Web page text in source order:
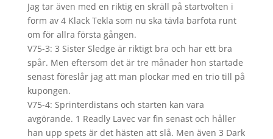
Jag tar även med en riktig en skräll på startvolten i
form av 4 Klack Tekla som nu ska tävla barfota runt
om för allra första gången.
V75-3: 3 Sister Sledge är riktigt bra och har ett bra
spår. Men eftersom det är tre månader hon startade
senast föreslår jag att man plockar med en trio till på
kupongen.
V75-4: Sprinterdistans och starten kan vara
avgörande. 1 Readly Lavec var fin senast och håller
han upp spets är det hästen att slå. Men även 3 Dark